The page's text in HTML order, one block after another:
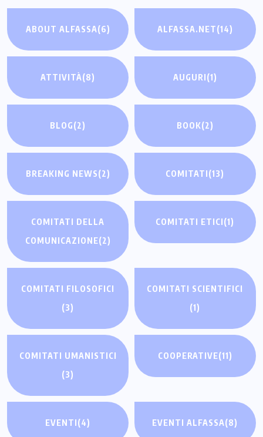
ABOUT ALFASSA(6) ALFASSA.NET(14)
ATTIVITÀ(8) AUGURI(1)
BLOG(2) BOOK(2)
BREAKING NEWS(2) COMITATI(13)
COMITATI DELLA
COMUNICAZIONE(2)
COMITATI ETICI(1)
COMITATI FILOSOFICI
(3)
COMITATI SCIENTIFICI
(1)
COMITATI UMANISTICI
(3)
COOPERATIVE(11)
EVENTI(4) EVENTI ALFASSA(8)